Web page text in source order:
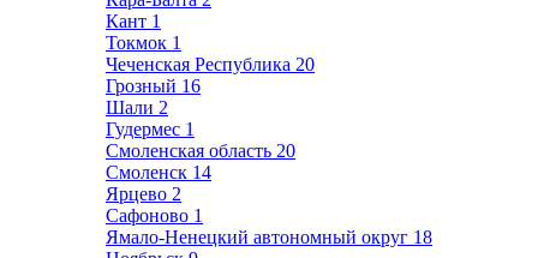
Кант 1
Токмок 1
Чеченская Республика 20
Грозный 16
Шали 2
Гудермес 1
Смоленская область 20
Смоленск 14
Ярцево 2
Сафоново 1
Ямало-Ненецкий автономный округ 18